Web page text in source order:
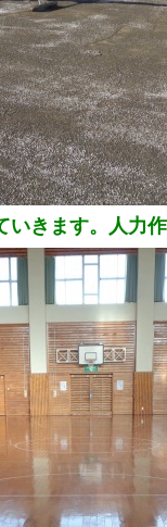
いきます。人力